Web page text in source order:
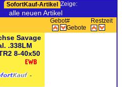
Zeige:
SofortKauf-Artikel
alle neuen Artikel
Gebot#
Gebote
Restzeit
Savage
.338LM
8-40x50
-